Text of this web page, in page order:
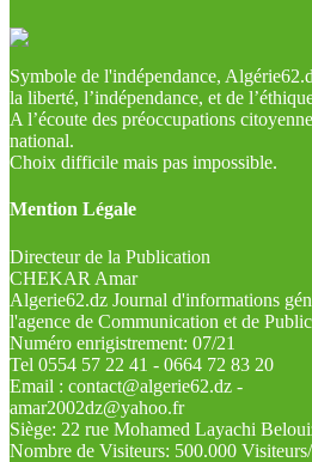
Symbole de l'indépendance,
la liberté, l’indépendance, et de
A l’écoute des préoccupations
national.
Choix difficile mais pas impossible.
Mention Légale
Directeur de la Publication
CHEKAR Amar
Algerie62.dz Journal d'informations
l'agence de Communication et de
Numéro enrigistrement: 07/21
Tel 0554 57 22 41 - 0664 72 83 20
Email : contact@algerie62.dz -
amar2002dz@yahoo.fr
Siège: 22 rue Mohamed Layachi
Nombre de Visiteurs: 500.000